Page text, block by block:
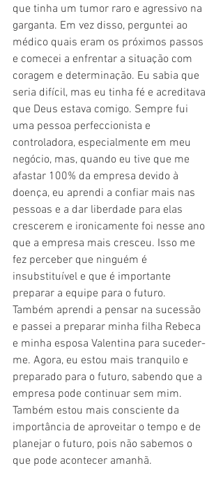
que tinha um tumor raro e agressivo na
garganta. Em vez disso, perguntei ao
médico quais eram os próximos passos
e comecei a enfrentar a situação com
coragem e determinação. Eu sabia que
seria difícil, mas eu tinha fé e acreditava
que Deus estava comigo. Sempre fui
uma pessoa perfeccionista e
controladora, especialmente em meu
negócio, mas, quando eu tive que me
afastar 100% da empresa devido à
doença, eu aprendi a confiar mais nas
pessoas e a dar liberdade para elas
crescerem e ironicamente foi nesse ano
que a empresa mais cresceu. Isso me
fez perceber que ninguém é
insubstituível e que é importante
preparar a equipe para o futuro.
Também aprendi a pensar na sucessão
e passei a preparar minha filha Rebeca
e minha esposa Valentina para suceder-
me. Agora, eu estou mais tranquilo e
preparado para o futuro, sabendo que a
empresa pode continuar sem mim.
Também estou mais consciente da
importância de aproveitar o tempo e de
planejar o futuro, pois não sabemos o
que pode acontecer amanhã.